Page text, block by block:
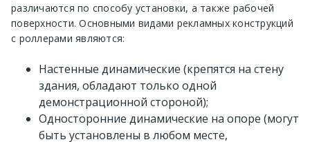
различаются по способу установки, а также рабочей
поверхности. Основными видами рекламных конструкций
с роллерами являются:
Настенные динамические (крепятся на стену
здания, обладают только одной
демонстрационной стороной);
Односторонние динамические на опоре (могут
быть установлены в любом месте,